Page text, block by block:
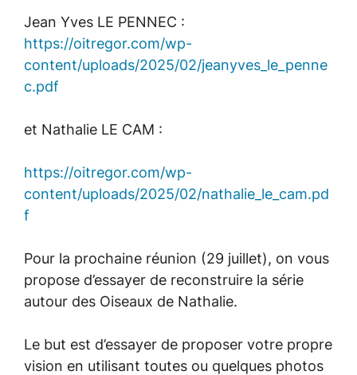
Jean Yves LE PENNEC :
https://oitregor.com/wp-
content/uploads/2025/02/jeanyves_le_penne
c.pdf
et Nathalie LE CAM :
https://oitregor.com/wp-
content/uploads/2025/02/nathalie_le_cam.pd
f
Pour la prochaine réunion (29 juillet), on vous
propose d’essayer de reconstruire la série
autour des Oiseaux de Nathalie.
Le but est d’essayer de proposer votre propre
vision en utilisant toutes ou quelques photos